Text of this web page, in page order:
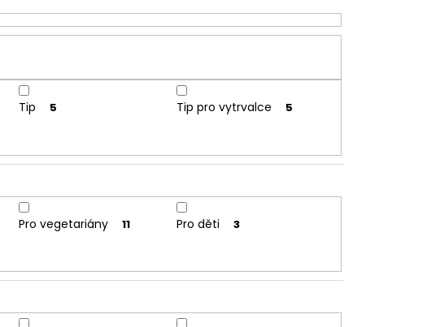
Tip 5 Tip pro vytrvalce 5
Pro vegetariány 11 Pro děti 3